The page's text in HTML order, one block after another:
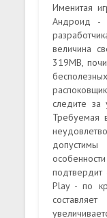
Именитая
Андроид -
величина
319MB,
следите за
Требуемая
подтвердит
Play - по